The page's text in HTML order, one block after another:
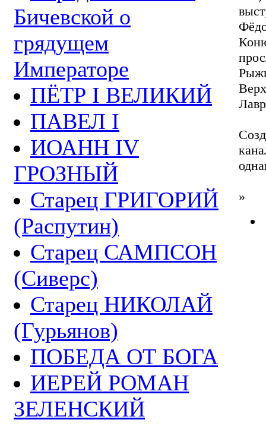
Бичевской о
грядущем
Императоре
ПЁТР I ВЕЛИКИЙ
ПАВЕЛ I
ИОАНН IV
ГРОЗНЫЙ
Старец ГРИГОРИЙ
(Распутин)
Старец САМПСОН
(Сиверс)
Старец НИКОЛАЙ
(Гурьянов)
ПОБЕДА ОТ БОГА
ИЕРЕЙ РОМАН
ЗЕЛЕНСКИЙ
»